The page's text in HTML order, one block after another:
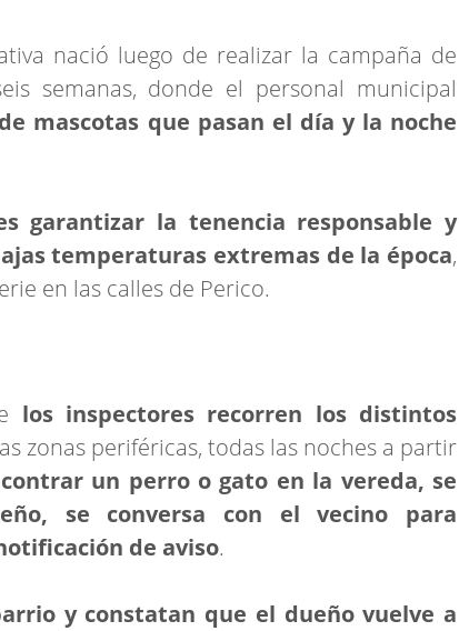
nació luego de realizar la campaña de
semanas, donde el personal municipal
mascotas que pasan el día y la noche
garantizar la tenencia responsable y
temperaturas extremas de la época,
en las calles de Perico.
los inspectores recorren los distintos
zonas periféricas, todas las noches a partir
un perro o gato en la vereda, se
se conversa con el vecino para
de aviso.
y constatan que el dueño vuelve a